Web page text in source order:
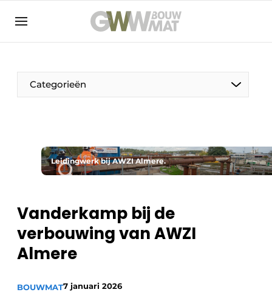
NL EN
Categorieën
De Pen
Vrouw in de bouw
Leidingwerk bij AWZI Almere.
Vanderkamp bij de
verbouwing van AWZI
Almere
BOUWMAT7 januari 2026